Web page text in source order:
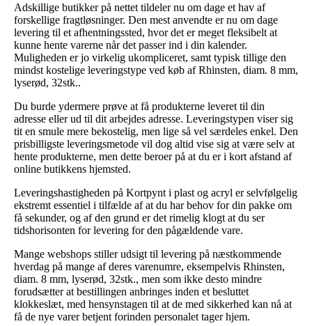
Adskillige butikker på nettet tildeler nu om dage et hav af
forskellige fragtløsninger. Den mest anvendte er nu om dage
levering til et afhentningssted, hvor det er meget fleksibelt at
kunne hente varerne når det passer ind i din kalender.
Muligheden er jo virkelig ukompliceret, samt typisk tillige den
mindst kostelige leveringstype ved køb af Rhinsten, diam. 8 mm,
lyserød, 32stk..
Du burde ydermere prøve at få produkterne leveret til din
adresse eller ud til dit arbejdes adresse. Leveringstypen viser sig
tit en smule mere bekostelig, men lige så vel særdeles enkel. Den
prisbilligste leveringsmetode vil dog altid vise sig at være selv at
hente produkterne, men dette beroer på at du er i kort afstand af
online butikkens hjemsted.
Leveringshastigheden på Kortpynt i plast og acryl er selvfølgelig
ekstremt essentiel i tilfælde af at du har behov for din pakke om
få sekunder, og af den grund er det rimelig klogt at du ser
tidshorisonten for levering for den pågældende vare.
Mange webshops stiller udsigt til levering på næstkommende
hverdag på mange af deres varenumre, eksempelvis Rhinsten,
diam. 8 mm, lyserød, 32stk., men som ikke desto mindre
forudsætter at bestillingen anbringes inden et besluttet
klokkeslæt, med hensynstagen til at de med sikkerhed kan nå at
få de nye varer betjent forinden personalet tager hjem.